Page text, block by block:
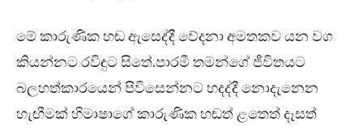
මේ කාරුණික හඬ ඇසෙද්දී වේදනා අමතකව යන වග
කියන්නට රවිඳුට සිතේ.පාරමී තමන්ගේ ජීවිතයට
බලහත්කාරයෙන් පිවිසෙන්නට හදද්දී නොදැනෙන
හැඟීමක් හිමාෂාගේ කාරුණික හඬත් ළතෙත් දෑසත්